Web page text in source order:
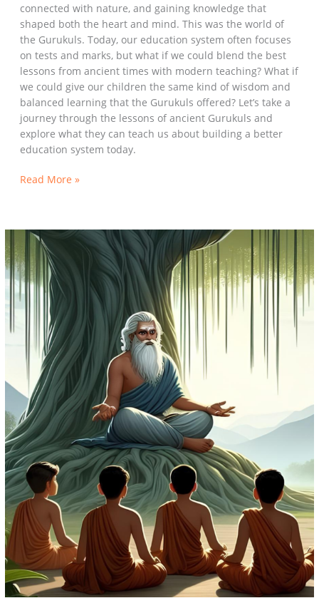
connected with nature, and gaining knowledge that
shaped both the heart and mind. This was the world of
the Gurukuls. Today, our education system often focuses
on tests and marks, but what if we could blend the best
lessons from ancient times with modern teaching? What if
we could give our children the same kind of wisdom and
balanced learning that the Gurukuls offered? Let’s take a
journey through the lessons of ancient Gurukuls and
explore what they can teach us about building a better
education system today.
Read More »
गुरुकुलों
से
आधुनिक
शिक्षा
प्रणाली
को
क्या
सीखना
चाहिए?